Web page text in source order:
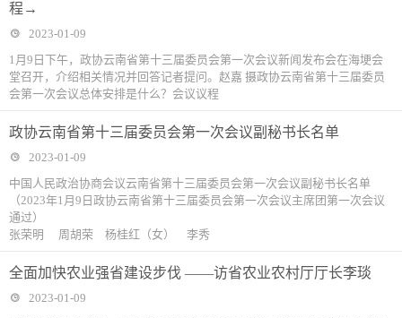
程→
2023-01-09
1月9日下午，政协云南省第十三届委员会第一次会议新闻发布会在海埂会
堂召开，介绍相关情况并回答记者提问。赵嘉 摄政协云南省第十三届委员
会第一次会议总体安排是什么？会议议程
政协云南省第十三届委员会第一次会议副秘书长名单
2023-01-09
中国人民政治协商会议云南省第十三届委员会第一次会议副秘书长名单
（2023年1月9日政协云南省第十三届委员会第一次会议主席团第一次会议
通过）
张荣明 周胡荣 杨桂红（女） 李秀
全面加快农业强省建设步伐 ——访省农业农村厅厅长李琰
2023-01-09